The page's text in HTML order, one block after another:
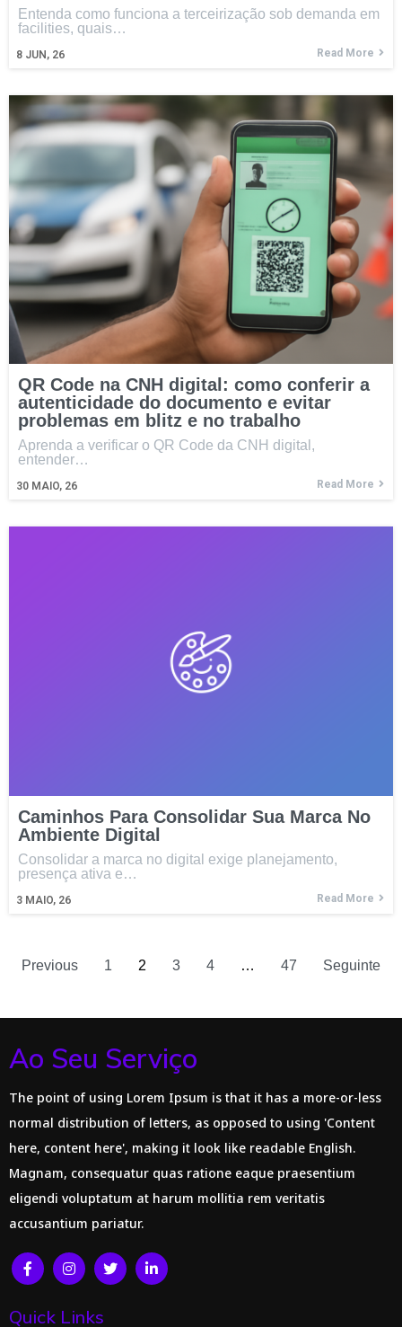
8 JUN, 26
Entenda como funciona a terceirização sob demanda em
facilities, quais…
Read More
QR Code na CNH digital: como conferir a
autenticidade do documento e evitar
problemas em blitz e no trabalho
30 MAIO, 26
Aprenda a verificar o QR Code da CNH digital,
entender…
Read More
Caminhos Para Consolidar Sua Marca No
Ambiente Digital
3 MAIO, 26
Consolidar a marca no digital exige planejamento,
presença ativa e…
Read More
Previous 1 2 3 4 … 47 Seguinte
Ao Seu Serviço
The point of using Lorem Ipsum is that it has a more-or-less
normal distribution of letters, as opposed to using 'Content
here, content here', making it look like readable English.
Magnam, consequatur quas ratione eaque praesentium
eligendi voluptatum at harum mollitia rem veritatis
accusantium pariatur.
Quick Links